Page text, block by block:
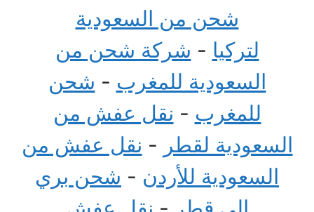
شحن من السعودية
لتركيا - شركة شحن من
السعودية للمغرب - شحن
للمغرب - نقل عفش من
السعودية لقطر - نقل عفش من
السعودية للأردن - شحن بري